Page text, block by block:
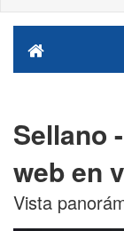
Sellano
web en
Vista